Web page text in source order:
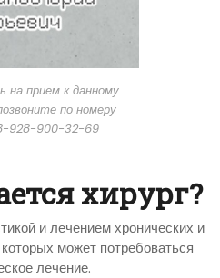
на прием к данному
по номеру
928-900-32-69
хирург?
и лечением хронических и
может потребоваться
лечение.